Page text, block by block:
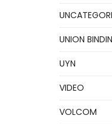
UNION
UYN
VIDEO
VOLCOM